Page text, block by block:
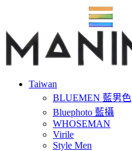
Taiwan
BLUEMEN 藍男色
Bluephoto 藍攝
WHOSEMAN
Virile
Style Men